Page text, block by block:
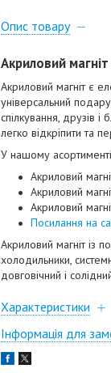
Опис товару
Акриловий
Акриловий магнітє
універсальний
спілкування, друзів
легко відкріпити та
У нашому асортименті
Акриловий
Акриловий
Акриловий
Посилання на
Акриловий магніт із
холодильники,
довговічний і
Характеристики
Інформація для